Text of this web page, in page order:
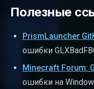
Полезные
PrismLauncher
ошибки
Minecraft Forum:
ошибки на